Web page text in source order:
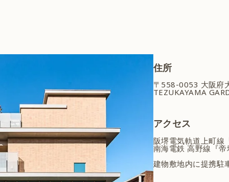
住所
〒558-0053 大阪府
TEZUKAYAMA
アクセス
阪堺電気軌道上町
南海電鉄 高野線『
建物敷地内に提携駐